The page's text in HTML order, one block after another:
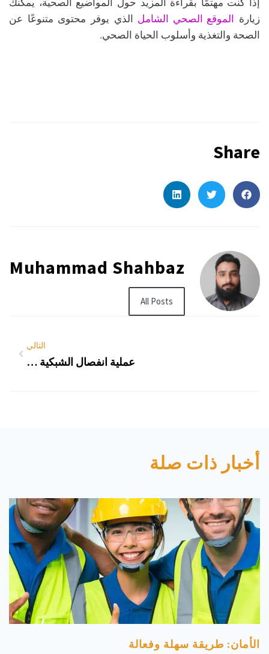
زيارة الموقع الصحي الشامل الذي يوفر محتوى متنوعًا عن
الصحة والتغذية وأسلوب الحياة الصحي.
Share
Muhammad Shahbaz
All Posts
التالي
عملية انفصال الشبكية (RETINAL DETACHMENT SURGERY)
أخبار ذات صلة
الأمان: طريقة سهلة وفعالة